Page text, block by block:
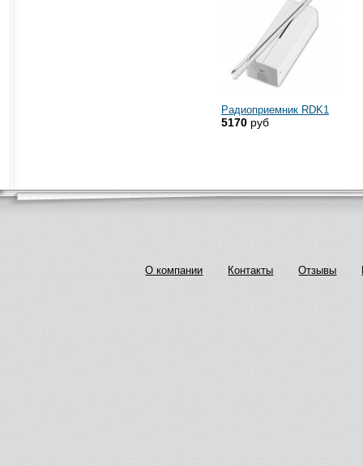
Радиоприемник RDK1
5170 руб
О компании Контакты Отзывы